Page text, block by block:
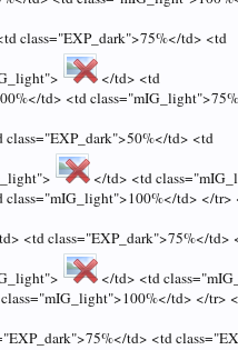
class="EXP_dark">75%</td> <td
</td> <td
td> <td
td> <td
</td> <td
class="mIG_light">100%</td> </tr>
<td class="EXP_dark">75%</td>
</td> <td
td> </tr>
td> <td